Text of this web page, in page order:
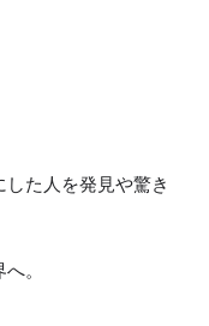
た人を発見や驚き
。